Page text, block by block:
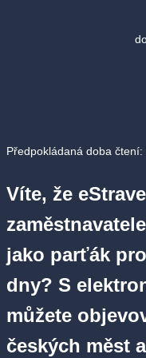
Předpokládaná doba čtení:
Víte, že
jako parťák
dny? S
můžete
českých měst